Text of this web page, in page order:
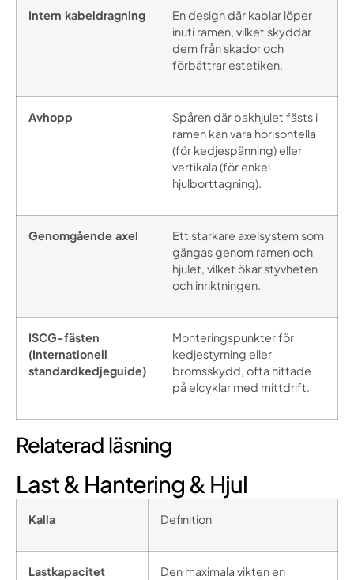
Intern kabeldragning
En design där kablar löper
inuti ramen, vilket skyddar
dem från skador och
förbättrar estetiken.
Avhopp
Spåren där bakhjulet fästs i
ramen kan vara horisontella
(för kedjespänning) eller
vertikala (för enkel
hjulborttagning).
Genomgående axel
Ett starkare axelsystem som
gängas genom ramen och
hjulet, vilket ökar styvheten
och inriktningen.
ISCG-fästen
(Internationell
standardkedjeguide)
Monteringspunkter för
kedjestyrning eller
bromsskydd, ofta hittade
på elcyklar med mittdrift.
Relaterad läsning
Last & Hantering & Hjul
Kalla Definition
Lastkapacitet
Den maximala vikten en